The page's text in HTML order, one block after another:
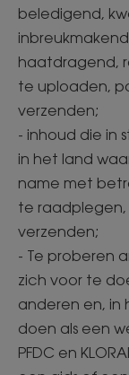
beledigend,
haatdragend,
te uploaden,
verzenden;
- inhoud die in
in het land
name met
te
verzenden;
- Te proberen
zich voor te
anderen en, in
doen als een
PFDC en